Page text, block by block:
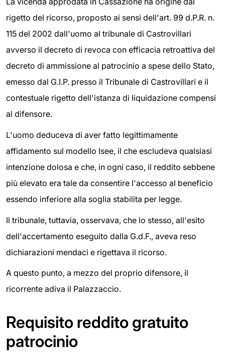
rigetto del ricorso, proposto ai sensi dell'art. 99 d.P.R. n.
115 del 2002 dall'uomo al tribunale di Castrovillari
avverso il decreto di revoca con efficacia retroattiva del
decreto di ammissione al patrocinio a spese dello Stato,
emesso dal G.I.P. presso il Tribunale di Castrovillari e il
contestuale rigetto dell'istanza di liquidazione compensi
al difensore.
L'uomo deduceva di aver fatto legittimamente
affidamento sul modello Isee, il che escludeva qualsiasi
intenzione dolosa e che, in ogni caso, il reddito sebbene
più elevato era tale da consentire l'accesso al beneficio
essendo inferiore alla soglia stabilita per legge.
Il tribunale, tuttavia, osservava, che lo stesso, all'esito
dell'accertamento eseguito dalla G.d.F., aveva reso
dichiarazioni mendaci e rigettava il ricorso.
A questo punto, a mezzo del proprio difensore, il
ricorrente adiva il Palazzaccio.
Requisito reddito gratuito
patrocinio